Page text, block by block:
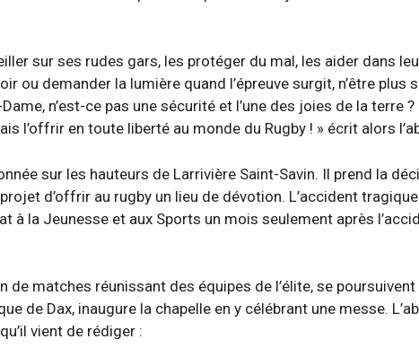
sur ses rudes gars, les protéger du mal, les aider dans
ou demander la lumière quand l’épreuve surgit, n’être plus
n’est-ce pas une sécurité et l’une des joies de la terre ?
l’offrir en toute liberté au monde du Rugby ! » écrit alors
sur les hauteurs de Larrivière Saint-Savin. Il prend la
d’offrir au rugby un lieu de dévotion. L’accident
à la Jeunesse et aux Sports un mois seulement après
matches réunissant des équipes de l’élite, se
de Dax, inaugure la chapelle en y célébrant une messe.
vient de rédiger :